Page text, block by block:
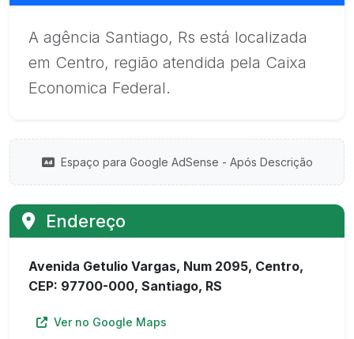
A agência Santiago, Rs está localizada
em Centro, região atendida pela Caixa
Economica Federal.
Espaço para Google AdSense - Após Descrição
Endereço
Avenida Getulio Vargas, Num 2095, Centro,
CEP: 97700-000, Santiago, RS
Ver no Google Maps